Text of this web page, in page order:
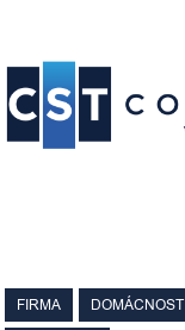
content
FIRMA DOMÁCNOST